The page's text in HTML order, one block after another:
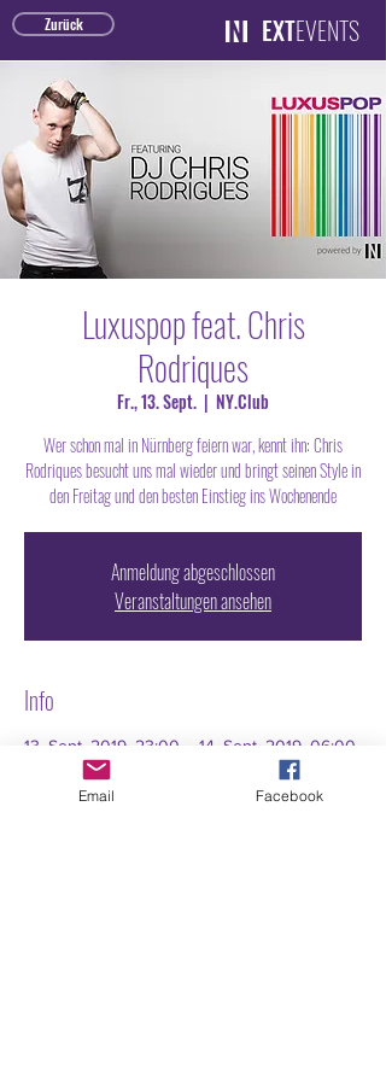
Zurück EXTEVENTS
Luxuspop feat. Chris
Rodriques
Fr., 13. Sept.
  |
NY.Club
Wer schon mal in Nürnberg feiern war, kennt ihn: Chris
Rodriques besucht uns mal wieder und bringt seinen Style in
den Freitag und den besten Einstieg ins Wochenende
Anmeldung abgeschlossen
Veranstaltungen ansehen
Info
13. Sept. 2019, 23:00 – 14. Sept. 2019, 06:00
NY.Club, Elisenstraße 3, 80335 München,
GermanyEmail Facebook